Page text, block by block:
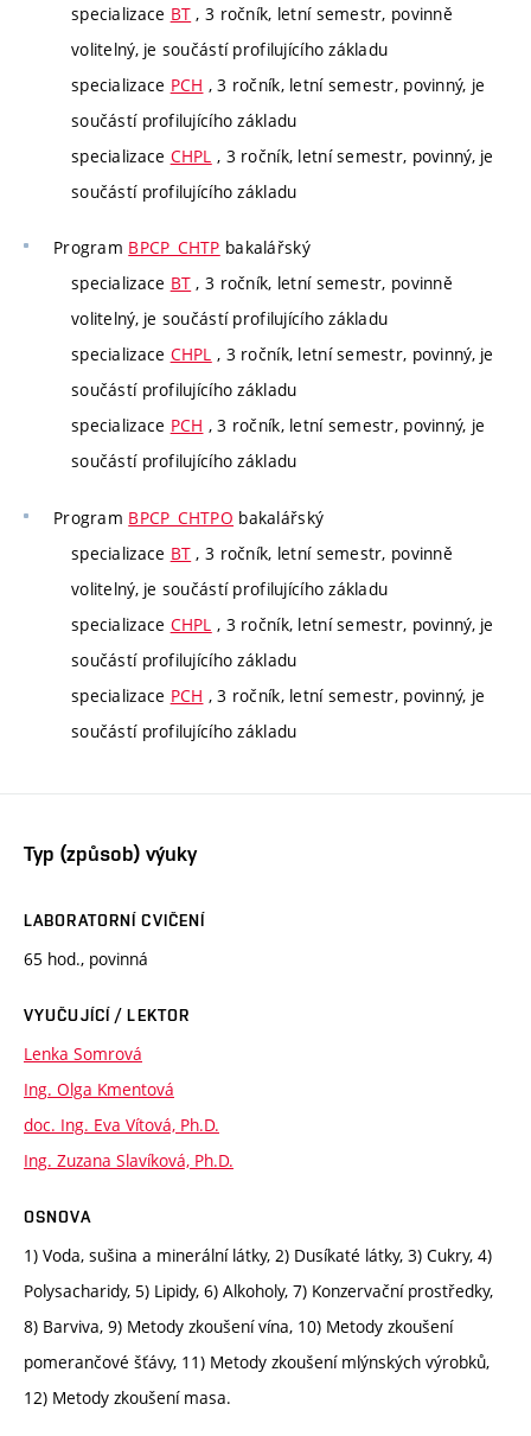
specializace BT , 3 ročník, letní semestr, povinně
volitelný, je součástí profilujícího základu
specializace PCH , 3 ročník, letní semestr, povinný, je
součástí profilujícího základu
specializace CHPL , 3 ročník, letní semestr, povinný, je
součástí profilujícího základu
Program BPCP_CHTP bakalářský
specializace BT , 3 ročník, letní semestr, povinně
volitelný, je součástí profilujícího základu
specializace CHPL , 3 ročník, letní semestr, povinný, je
součástí profilujícího základu
specializace PCH , 3 ročník, letní semestr, povinný, je
součástí profilujícího základu
Program BPCP_CHTPO bakalářský
specializace BT , 3 ročník, letní semestr, povinně
volitelný, je součástí profilujícího základu
specializace CHPL , 3 ročník, letní semestr, povinný, je
součástí profilujícího základu
specializace PCH , 3 ročník, letní semestr, povinný, je
součástí profilujícího základu
Typ (způsob) výuky
LABORATORNÍ CVIČENÍ
65 hod., povinná
VYUČUJÍCÍ / LEKTOR
Lenka Somrová
Ing. Olga Kmentová
doc. Ing. Eva Vítová, Ph.D.
Ing. Zuzana Slavíková, Ph.D.
OSNOVA
1) Voda, sušina a minerální látky, 2) Dusíkaté látky, 3) Cukry, 4)
Polysacharidy, 5) Lipidy, 6) Alkoholy, 7) Konzervační prostředky,
8) Barviva, 9) Metody zkoušení vína, 10) Metody zkoušení
pomerančové šťávy, 11) Metody zkoušení mlýnských výrobků,
12) Metody zkoušení masa.